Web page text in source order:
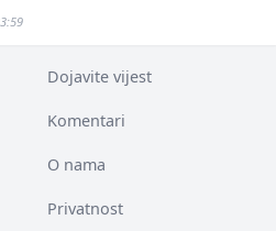
Dojavite vijest
Komentari
O nama
Privatnost